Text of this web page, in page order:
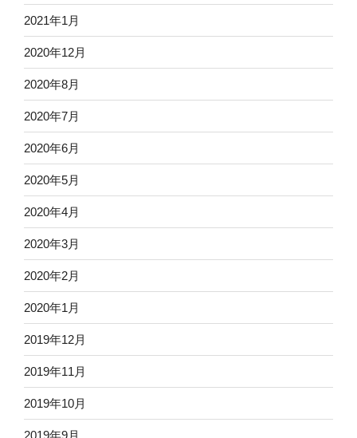
2021年1月
2020年12月
2020年8月
2020年7月
2020年6月
2020年5月
2020年4月
2020年3月
2020年2月
2020年1月
2019年12月
2019年11月
2019年10月
2019年9月